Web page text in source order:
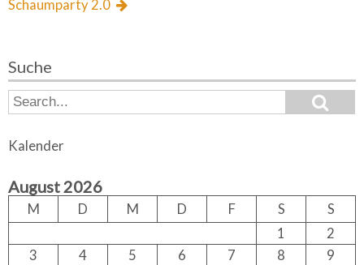
Schaumparty 2.0
Suche
S
e
r
h
o
r:
e
Kalender
August 2026
M D M D F S
S
1
2
3
4 5 6 7 8
9